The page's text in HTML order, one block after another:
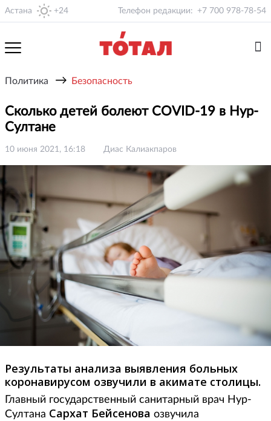
Астана +24 Телефон редакции: +7 700 978-78-54
Политика → Безопасность
Сколько детей болеют COVID-19 в Нур-
Султане
10 июня 2021, 16:18 Диас Калиакпаров
Результаты анализа выявления больных
коронавирусом озвучили в акимате столицы.
Главный государственный санитарный врач Нур-
Султана Сархат Бейсенова озвучила